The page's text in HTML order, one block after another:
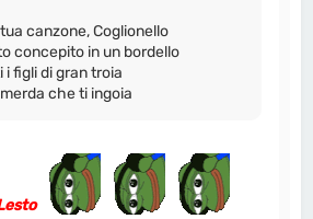
canzone, Coglionello
concepito in un bordello
i figli di gran troia
che ti ingoia